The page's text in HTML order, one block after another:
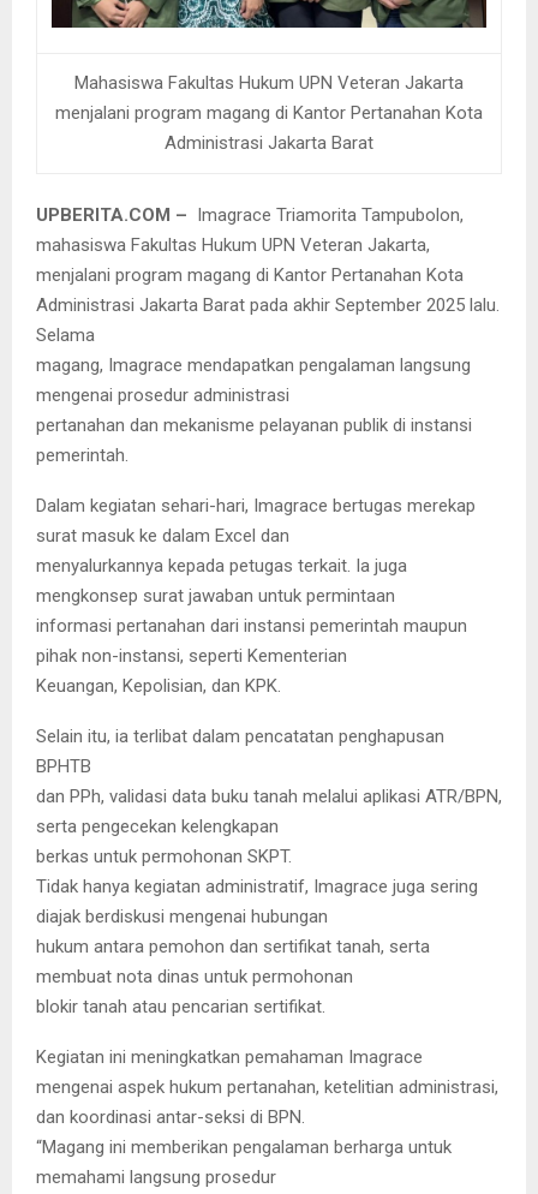
Mahasiswa Fakultas Hukum UPN Veteran Jakarta
menjalani program magang di Kantor Pertanahan Kota
Administrasi Jakarta Barat
UPBERITA.COM – Imagrace Triamorita Tampubolon,
mahasiswa Fakultas Hukum UPN Veteran Jakarta,
menjalani program magang di Kantor Pertanahan Kota
Administrasi Jakarta Barat pada akhir September 2025 lalu.
Selama
magang, Imagrace mendapatkan pengalaman langsung
mengenai prosedur administrasi
pertanahan dan mekanisme pelayanan publik di instansi
pemerintah.
Dalam kegiatan sehari-hari, Imagrace bertugas merekap
surat masuk ke dalam Excel dan
menyalurkannya kepada petugas terkait. Ia juga
mengkonsep surat jawaban untuk permintaan
informasi pertanahan dari instansi pemerintah maupun
pihak non-instansi, seperti Kementerian
Keuangan, Kepolisian, dan KPK.
Selain itu, ia terlibat dalam pencatatan penghapusan
BPHTB
dan PPh, validasi data buku tanah melalui aplikasi ATR/BPN,
serta pengecekan kelengkapan
berkas untuk permohonan SKPT.
Tidak hanya kegiatan administratif, Imagrace juga sering
diajak berdiskusi mengenai hubungan
hukum antara pemohon dan sertifikat tanah, serta
membuat nota dinas untuk permohonan
blokir tanah atau pencarian sertifikat.
Kegiatan ini meningkatkan pemahaman Imagrace
mengenai aspek hukum pertanahan, ketelitian administrasi,
dan koordinasi antar-seksi di BPN.
“Magang ini memberikan pengalaman berharga untuk
memahami langsung prosedur